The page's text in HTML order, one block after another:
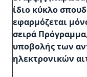
ίδιο κύκλο
εφαρμόζεται
σειρά
υποβολής των
ηλεκτρονικών